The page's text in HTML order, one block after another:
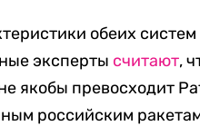
обеих
эксперты считают,
якобы превосходит
российским